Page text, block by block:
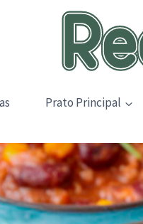
Prato Principal